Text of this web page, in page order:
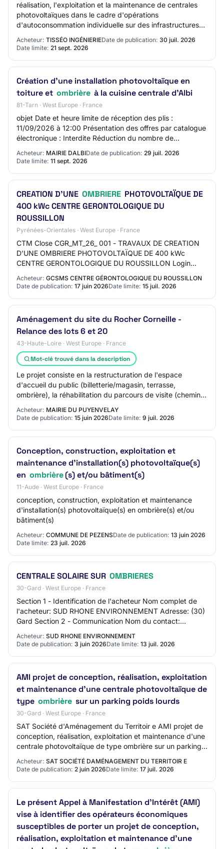
réalisation, l'exploitation et la maintenance de centrales
photovoltaïques dans le cadre d'opérations
d'autoconsommation individuelle sur des infrastructures
du réseau de transport comprenant : -La c…
Acheteur: TISSÉO INGÉNIERIEDate de publication: 30 juil. 2026
Date limite: 21 sept. 2026
Création d'une installation photovoltaïque en
toiture et ombrière à la cuisine centrale d'Albi
81-Tarn · West Europe · France
objet Date et heure limite de réception des plis :
11/09/2026 à 12:00 Présentation des offres par catalogue
électronique : Interdite Réduction du nombre de
Acheteur: MAIRIE DALBIDate de publication: 29 juil. 2026
Date limite: 11 sept. 2026
CREATION D’UNE OMBRIERE PHOTOVOLTAÏQUE DE
400 kWc CENTRE GERONTOLOGIQUE DU
ROUSSILLON
Pyrénées-Orientales · West Europe · France
CTM Close CGR_MT_26_ 001 - TRAVAUX DE CREATION
D’UNE OMBRIERE PHOTOVOLTAÏQUE DE 400 kWc
CENTRE GERONTOLOGIQUE DU ROUSSILLON Login
Online registration Below you find information regarding
this tender.…
Acheteur: GCSMS CENTRE GÉRONTOLOGIQUE DU ROUSSILLON
Date de publication: 17 juin 2026Date limite: 15 juil. 2026
Aménagement du site du Rocher Corneille -
Relance des lots 6 et 20
43-Haute-Loire · West Europe · France
Mot-clé trouvé dans la description
Le projet consiste en la restructuration de l'espace
d'accueil du public (billetterie/magasin, terrasse,
ombrière), la réhabilitation du parcours de visite (chemin,
Acheteur: MAIRIE DU PUYENVELAY
Date de publication: 15 juin 2026Date limite: 9 juil. 2026
Conception, construction, exploitation et
maintenance d'installation(s) photovoltaïque(s)
en ombrière(s) et/ou bâtiment(s)
11-Aude · West Europe · France
conception, construction, exploitation et maintenance
d'installation(s) photovoltaïque(s) en ombrière(s) et/ou
bâtiment(s)
Acheteur: COMMUNE DE PEZENSDate de publication: 13 juin 2026
Date limite: 23 juil. 2026
CENTRALE SOLAIRE SUR OMBRIERES
30-Gard · West Europe · France
Section 1 - Identification de l'acheteur Nom complet de
l'acheteur: SUD RHONE ENVIRONNEMENT Adresse: (30)
Gard Section 2 - Communication Nom du contact:
Acheteur: SUD RHONE ENVIRONNEMENT
Date de publication: 3 juin 2026Date limite: 13 juil. 2026
AMI projet de conception, réalisation, exploitation
et maintenance d'une centrale photovoltaïque de
type ombrière sur un parking poids lourds
30-Gard · West Europe · France
SAT Société d'Aménagement du Territoir e AMI projet de
conception, réalisation, exploitation et maintenance d'une
centrale photovoltaïque de type ombrière sur un parking
poids lourds AO-2624-0746 30…
Acheteur: SAT SOCIÉTÉ DAMÉNAGEMENT DU TERRITOIR E
Date de publication: 2 juin 2026Date limite: 17 juil. 2026
Le présent Appel à Manifestation d'Intérêt (AMI)
vise à identifier des opérateurs économiques
susceptibles de porter un projet de conception,
réalisation, exploitation et maintenance d'une